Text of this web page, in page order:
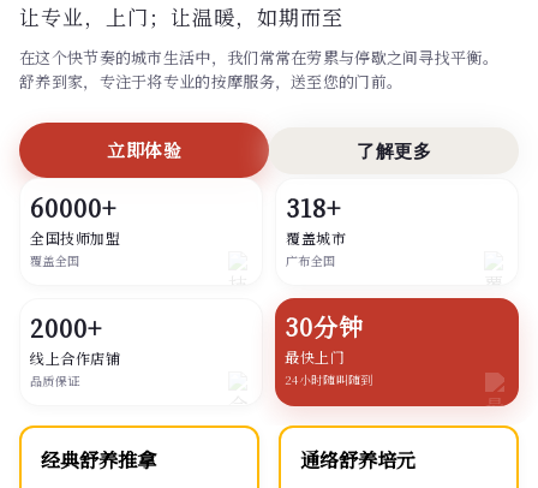
让专业，上门； 让温暖，如期而至
在这个快节奏的城市生活中，我们常常在劳累与停歇之间寻找平衡。
舒养到家，专注于将专业的按摩服务，送至您的门前。
立即体验 了解更多
60000+
全国技师加盟
覆盖全国
318+
覆盖城市
广布全国
2000+
线上合作店铺
品质保证
30分钟
最快上门
24小时随叫随到
经典舒养推拿 通络舒养培元